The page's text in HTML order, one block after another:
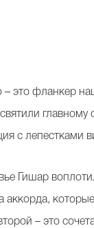
– это фланкер
с лепестками
Гишар
аккорда,
– это